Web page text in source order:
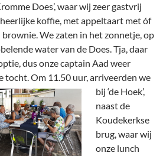
Does’, waar wij zeer gastvrij
koffie, met appeltaart met óf
We zaten in het zonnetje, op
water van de Does. Tja, daar
dus onze captain Aad weer
tocht. Om 11.50 uur, arriveerden we
bij ‘de Hoek’,
naast de
Koudekerkse
brug, waar wij
onze lunch